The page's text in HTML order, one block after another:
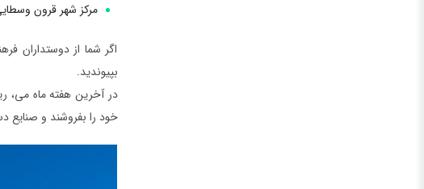
مرکز شهر قرون
اگر شما از دوستداران
بپیوندید.
در آخرین هفته ماه می،
خود را بفروشند و صنایع